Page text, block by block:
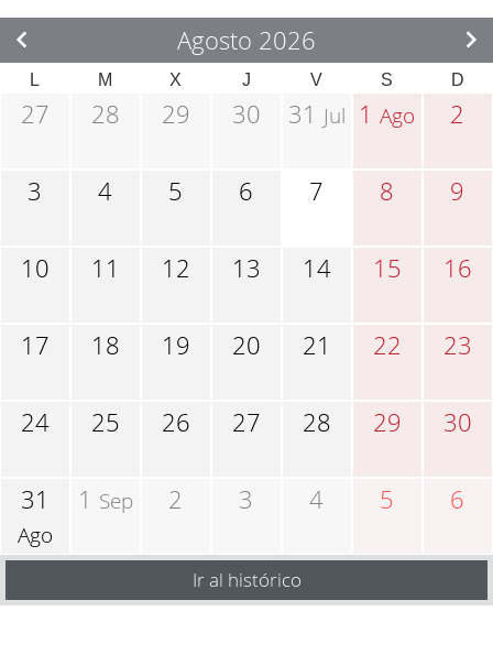
Agosto 2026
L M X J V S D
27 28 29 30 31 Jul 1Ago 2
3 4 5 6 7 8 9
10 11 12 13 14 15 16
17 18 19 20 21 22 23
24 25 26 27 28 29 30
31
Ago
1 Sep 2 3 4 5 6
Ir al histórico